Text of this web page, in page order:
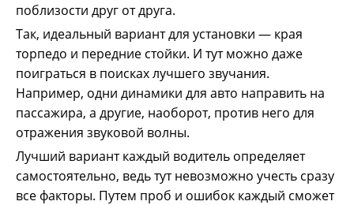
поблизости друг от друга.
Так, идеальный вариант для установки — края
торпедо и передние стойки. И тут можно даже
поиграться в поисках лучшего звучания.
Например, одни динамики для авто направить на
пассажира, а другие, наоборот, против него для
отражения звуковой волны.
Лучший вариант каждый водитель определяет
самостоятельно, ведь тут невозможно учесть сразу
все факторы. Путем проб и ошибок каждый сможет